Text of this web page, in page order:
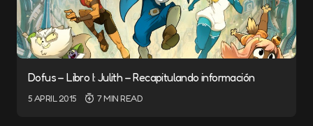
Dofus – Libro I: Julith – Recapitulando información
5 APRIL 2015 7 MIN READ